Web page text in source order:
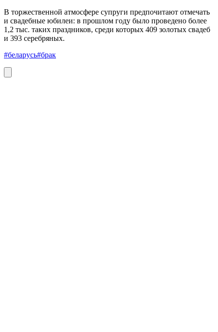
В торжественной атмосфере супруги предпочитают отмечать
и свадебные юбилеи: в прошлом году было проведено более
1,2 тыс. таких праздников, среди которых 409 золотых свадеб
и 393 серебряных.
#беларусь#брак